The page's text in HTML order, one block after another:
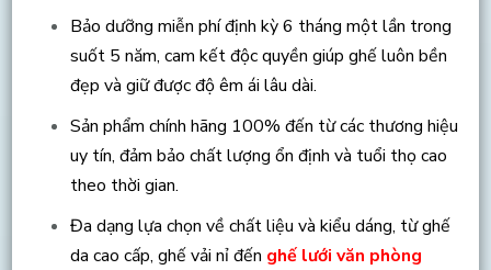
Bảo dưỡng miễn phí định kỳ 6 tháng một lần trong
suốt 5 năm, cam kết độc quyền giúp ghế luôn bền
đẹp và giữ được độ êm ái lâu dài.
Sản phẩm chính hãng 100% đến từ các thương hiệu
uy tín, đảm bảo chất lượng ổn định và tuổi thọ cao
theo thời gian.
Đa dạng lựa chọn về chất liệu và kiểu dáng, từ ghế
da cao cấp, ghế vải nỉ đến ghế lưới văn phòng